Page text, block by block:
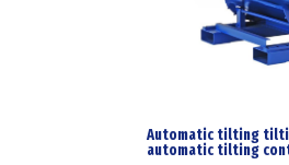
Automatic tilting
automatic tilting